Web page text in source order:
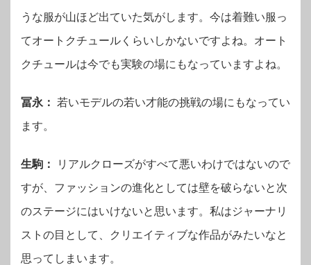
うな服が山ほど出ていた気がします。今は着難い服っ
てオートクチュールくらいしかないですよね。オート
クチュールは今でも実験の場にもなっていますよね。
冨永：
若いモデルの若い才能の挑戦の場にもなってい
ます。
生駒：
リアルクローズがすべて悪いわけではないので
すが、ファッションの進化としては壁を破らないと次
のステージにはいけないと思います。私はジャーナリ
ストの目として、クリエイティブな作品がみたいなと
思ってしまいます。